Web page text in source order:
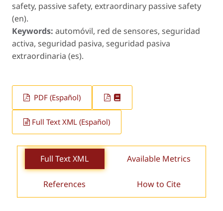
safety, passive safety, extraordinary passive safety
(en).
Keywords: automóvil, red de sensores, seguridad
activa, seguridad pasiva, seguridad pasiva
extraordinaria (es).
PDF (Español)
Full Text XML (Español)
Full Text XML Available Metrics
References How to Cite